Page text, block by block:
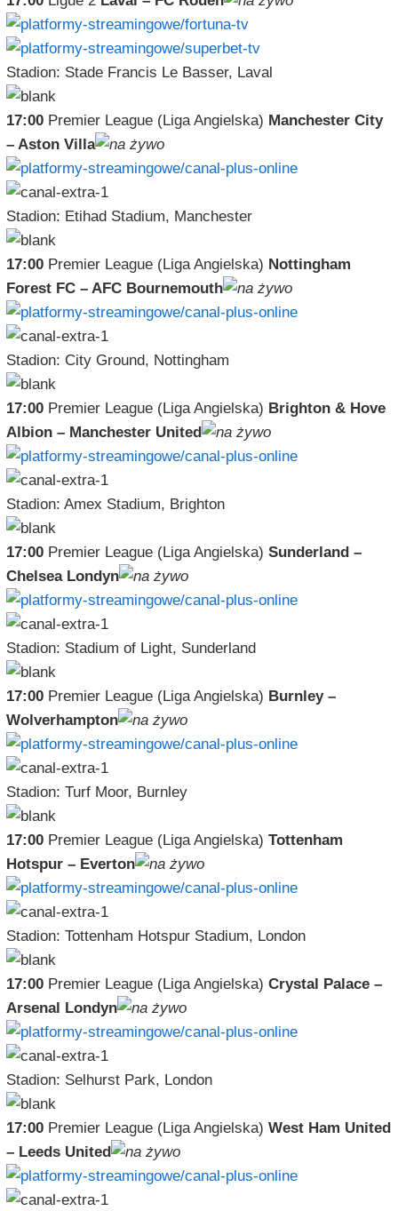
Stadion: Stade Francis Le Basser, Laval
17:00Premier League (Liga Angielska) Manchester City
– Aston Villa
Stadion: Etihad Stadium, Manchester
17:00Premier League (Liga Angielska) Nottingham
Forest FC – AFC Bournemouth
Stadion: City Ground, Nottingham
17:00Premier League (Liga Angielska) Brighton & Hove
Albion – Manchester United
Stadion: Amex Stadium, Brighton
17:00Premier League (Liga Angielska) Sunderland –
Chelsea Londyn
Stadion: Stadium of Light, Sunderland
17:00Premier League (Liga Angielska) Burnley –
Wolverhampton
Stadion: Turf Moor, Burnley
17:00Premier League (Liga Angielska) Tottenham
Hotspur – Everton
Stadion: Tottenham Hotspur Stadium, London
17:00Premier League (Liga Angielska) Crystal Palace –
Arsenal Londyn
Stadion: Selhurst Park, London
17:00Premier League (Liga Angielska) West Ham United
– Leeds United